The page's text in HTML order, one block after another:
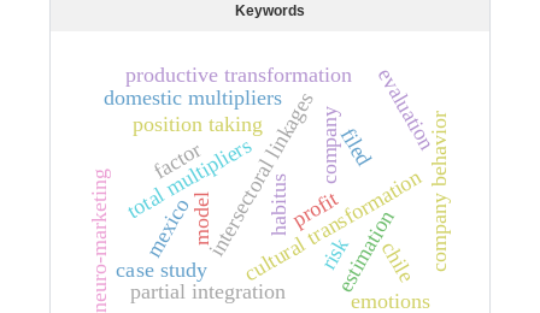
Keywords
filed
habitus
cultural transformation
position takingintersectoral linkages
domestic multipliers
total multipliers
productive transformation
estimation
partial integration
model profit
risk company behavior
company
chile
mexico
factor
evaluation
case study
emotions
neuro-marketing